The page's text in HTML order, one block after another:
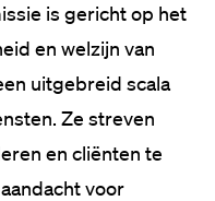
is gericht op het
en welzijn van
uitgebreid scala
Ze streven
en cliënten te
voor